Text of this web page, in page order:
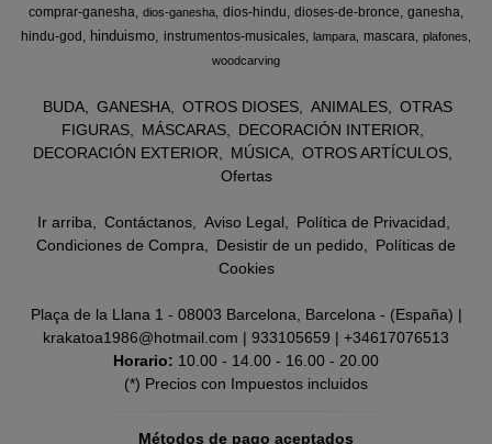
comprar-ganesha dios-ganesha dios-hindu dioses-de-bronce ganesha
hindu-god
hinduismo instrumentos-musicales lampara mascara plafones
woodcarving
BUDA GANESHA OTROS DIOSES ANIMALES
OTRAS
FIGURAS
MÁSCARAS
DECORACIÓN INTERIOR
DECORACIÓN EXTERIOR
MÚSICA
OTROS ARTÍCULOS
Ofertas
Ir arriba Contáctanos Aviso Legal
Política de Privacidad
Condiciones de Compra
Desistir de un pedido
Políticas de
Cookies
Plaça de la Llana 1 - 08003 Barcelona, Barcelona - (España) |
krakatoa1986@hotmail.com | 933105659 | +34617076513
Horario: 10.00 - 14.00 - 16.00 - 20.00
(*) Precios con Impuestos incluidos
Métodos de pago aceptados